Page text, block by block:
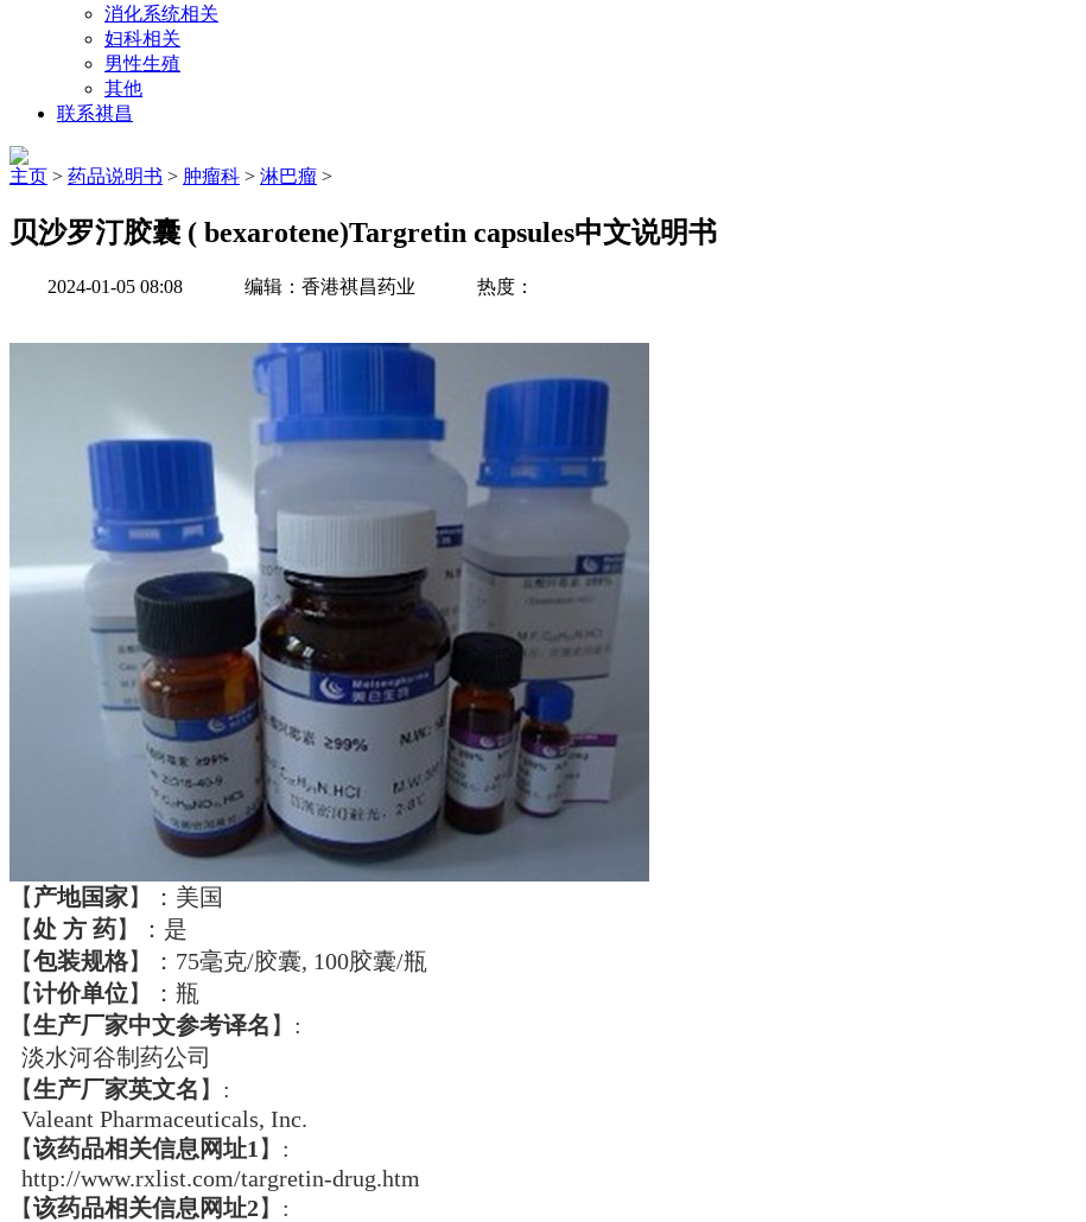
消化系统相关
妇科相关
男性生殖
其他
联系祺昌
主页 > 药品说明书 > 肿瘤科 > 淋巴瘤 >
贝沙罗汀胶囊 ( bexarotene)Targretin capsules中文说明书
2024-01-05 08:08 编辑：香港祺昌药业 热度：
【产地国家】：美国
【处 方 药】：是
【包装规格】：75毫克/胶囊, 100胶囊/瓶
【计价单位】：瓶
【生产厂家中文参考译名 】:
淡水河谷制药公司
【生产厂家英文名 】:
Valeant Pharmaceuticals, Inc.
【该药品相关信息网址1 】:
http://www.rxlist.com/targretin-drug.htm
【该药品相关信息网址2】: